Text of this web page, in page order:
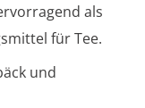
als
für Tee.
und